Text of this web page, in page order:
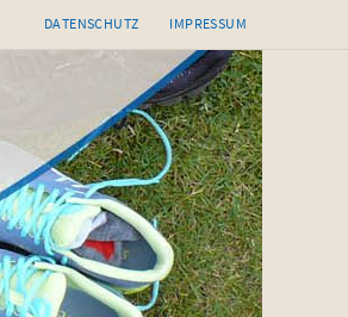
DATENSCHUTZ IMPRESSUM